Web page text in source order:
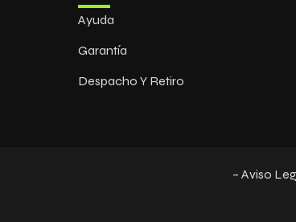
Ayuda
Garantía
Despacho Y Retiro
– Aviso